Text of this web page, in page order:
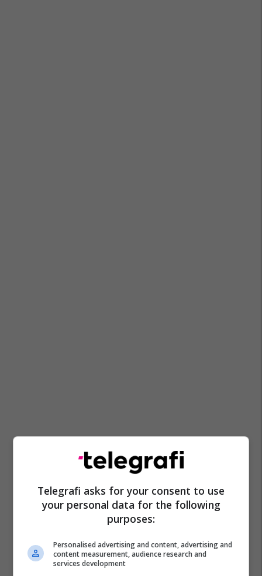
Telegrafi asks for your consent to use
your personal data for the following
purposes:
Personalised advertising and content, advertising and
content measurement, audience research and
services development